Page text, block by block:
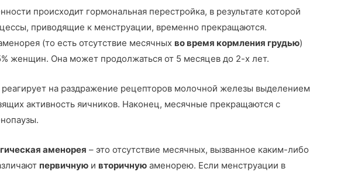
происходит гормональная перестройка, в результате которой
приводящие к менструации, временно прекращаются.
(то есть отсутствие месячных во время кормления грудью)
женщин. Она может продолжаться от 5 месяцев до 2-х лет.
на раздражение рецепторов молочной железы выделением
активность яичников. Наконец, месячные прекращаются с
аменорея – это отсутствие месячных, вызванное каким-либо
первичную и вторичную аменорею. Если менструации в